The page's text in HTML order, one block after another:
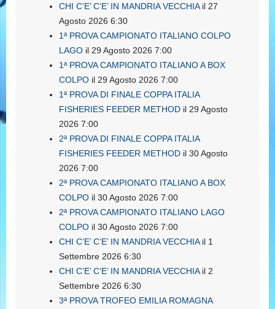
CHI C’E’ C’E’ IN MANDRIA VECCHIAil 27
Agosto 2026 6:30
1ª PROVA CAMPIONATO ITALIANO COLPO
LAGO il 29 Agosto 2026 7:00
1ª PROVA CAMPIONATO ITALIANO A BOX
COLPO il 29 Agosto 2026 7:00
1ª PROVA DI FINALE COPPA ITALIA
FISHERIES FEEDER METHOD il 29 Agosto
2026 7:00
2ª PROVA DI FINALE COPPA ITALIA
FISHERIES FEEDER METHOD il 30 Agosto
2026 7:00
2ª PROVA CAMPIONATO ITALIANO A BOX
COLPO il 30 Agosto 2026 7:00
2ª PROVA CAMPIONATO ITALIANO LAGO
COLPO il 30 Agosto 2026 7:00
CHI C’E’ C’E’ IN MANDRIA VECCHIAil 1
Settembre 2026 6:30
CHI C’E’ C’E’ IN MANDRIA VECCHIAil 2
Settembre 2026 6:30
3ª PROVA TROFEO EMILIA ROMAGNA